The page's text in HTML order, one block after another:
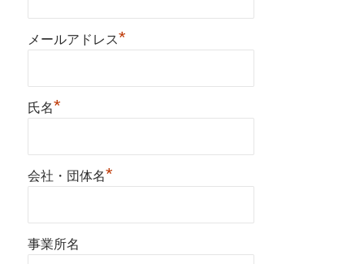
メールアドレス*
氏名*
会社・団体名*
事業所名